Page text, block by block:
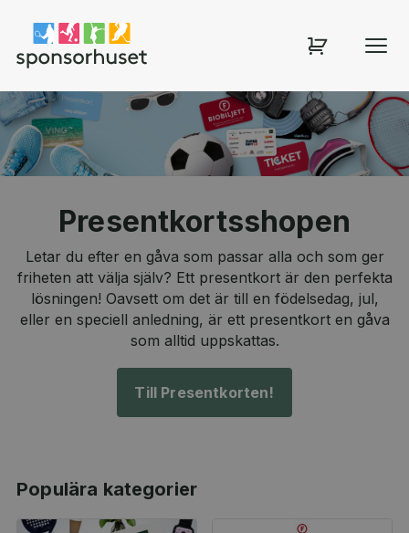
Sponsorhuset shop
Presentkortsshopen
Letar du efter en gåva som passar alla och som ger
friheten att välja själv? Ett presentkort är den perfekta
lösningen! Oavsett om det är till en födelsedag, jul,
eller en speciell anledning, är ett presentkort en gåva
som alltid uppskattas.
Till Presentkorten!
Populära kategorier